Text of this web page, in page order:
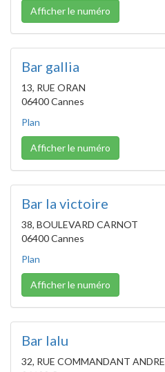
Afficher le numéro
Bar gallia
13, RUE ORAN
06400 Cannes
Plan
Afficher le numéro
Bar la victoire
38, BOULEVARD CARNOT
06400 Cannes
Plan
Afficher le numéro
Bar lalu
32, RUE COMMANDANT ANDRE